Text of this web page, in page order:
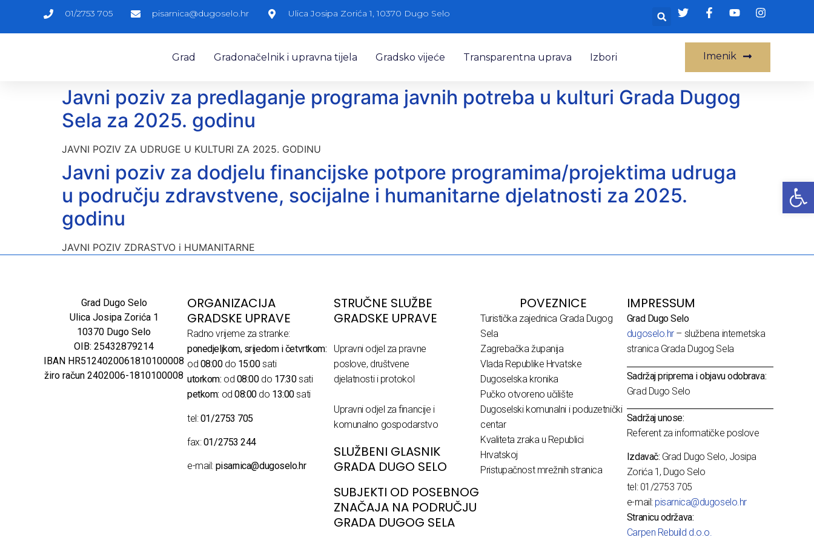
01/2753 705 pisarnica@dugoselo.hr Ulica Josipa Zorića 1, 10370 Dugo Selo
Grad Gradonačelnik i upravna tijela Gradsko vijeće Transparentna uprava Izbori Imenik
Javni poziv za predlaganje programa javnih potreba u kulturi Grada Dugog
Sela za 2025. godinu
JAVNI POZIV ZA UDRUGE U KULTURI ZA 2025. GODINU
Javni poziv za dodjelu financijske potpore programima/projektima udruga
u području zdravstvene, socijalne i humanitarne djelatnosti za 2025.
godinu
JAVNI POZIV ZDRASTVO i HUMANITARNE
Grad Dugo Selo
Ulica Josipa Zorića 1
10370 Dugo Selo
OIB: 25432879214
IBAN HR5124020061810100008
žiro račun 2402006-1810100008
ORGANIZACIJA
GRADSKE UPRAVE
Radno vrijeme za stranke:
ponedjeljkom, srijedom i četvrtkom:
od 08:00do 15:00sati
utorkom: od 08:00do 17:30sati
petkom: od08:00do 13:00sati
tel:01/2753 705
fax:01/2753 244
e-mail: pisarnica@dugoselo.hr
STRUČNE SLUŽBE
GRADSKE UPRAVE
Upravni odjel za pravne
poslove, društvene
djelatnosti i protokol
Upravni odjel za financije i
komunalno gospodarstvo
SLUŽBENI GLASNIK
GRADA DUGO SELO
SUBJEKTI OD POSEBNOG
ZNAČAJA NA PODRUČJU
GRADA DUGOG SELA
POVEZNICE
Turistička zajednica Grada Dugog
Sela
Zagrebačka županija
Vlada Republike Hrvatske
Dugoselska kronika
Pučko otvoreno učilište
Dugoselski komunalni i poduzetnički
centar
Kvaliteta zraka u Republici
Hrvatskoj
Pristupačnost mrežnih stranica
IMPRESSUM
Grad Dugo Selo
dugoselo.hr– službena internetska
stranica Grada Dugog Sela
Sadržaj priprema i objavu odobrava:
Grad Dugo Selo
Sadržaj unose:
Referent za informatičke poslove
Izdavač: Grad Dugo Selo, Josipa
Zorića 1, Dugo Selo
tel: 01/2753 705
e-mail: pisarnica@dugoselo.hr
Stranicu održava:
Carpen Rebuild d.o.o.